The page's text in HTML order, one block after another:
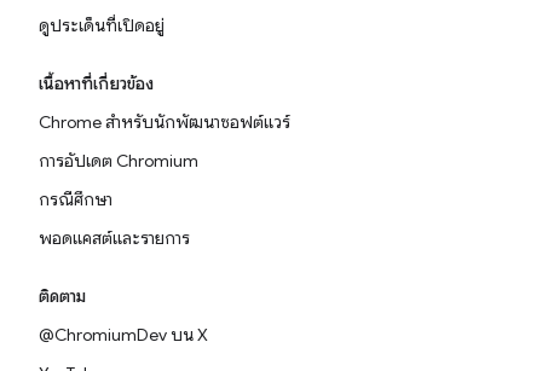
ดูประเด็นที่เปิดอยู่
เนื้อหาที่เกี่ยวข้อง
Chrome สำหรับนักพัฒนาซอฟต์แวร์
การอัปเดต Chromium
กรณีศึกษา
พอดแคสต์และรายการ
ติดตาม
@ChromiumDev บน X